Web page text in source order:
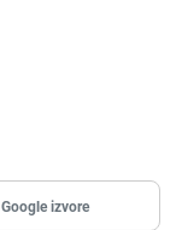
izvore